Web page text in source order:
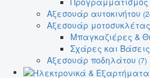
Αξεσουάρ αυτοκινήτου
Αξεσουάρ μοτοσυκλέτας
Μπαγκαζιέρες &
Σχάρες και
Αξεσουάρ ποδηλάτου (7)